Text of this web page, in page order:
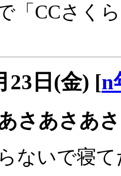
「CCさく
23日(金) [n
さあさあ
ないで寝